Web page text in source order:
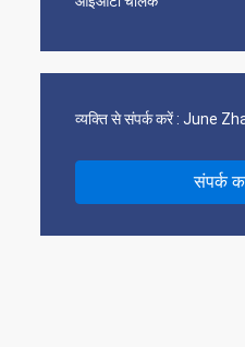
व्यक्ति से संपर्क करें : June
संपर्क